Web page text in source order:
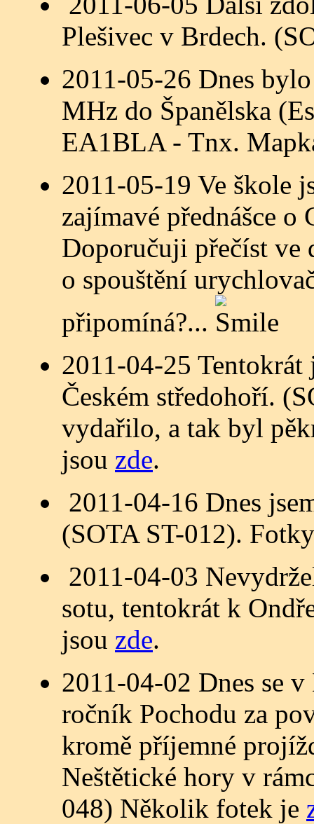
Plešivec v Brdech.
2011-05-26 Dnes
MHz do Španělska
EA1BLA - Tnx.
2011-05-19 Ve škole
zajímavé přednášce o
Doporučuji přečíst ve
o spouštění
připomíná?...
2011-04-25
Českém středohoří.
vydařilo, a tak byl
jsou zde.
2011-04-16 Dnes
(SOTA ST-012).
2011-04-03
sotu, tentokrát k
jsou zde.
2011-04-02 Dnes se
ročník Pochodu za
kromě příjemné
Neštětické hory v
048) Několik fotek je